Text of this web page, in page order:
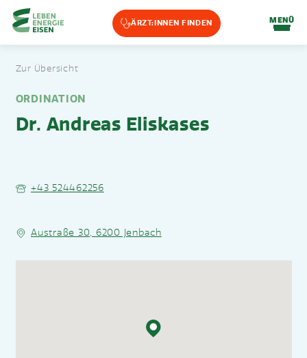
Zum Hauptinhalt springen
MENÜ
ÄRZT:INNEN FINDEN
Home-Eisencheck
Zur Übersicht
ORDINATION
Dr. Andreas Eliskases
+43 524462256
Austraße 30, 6200 Jenbach